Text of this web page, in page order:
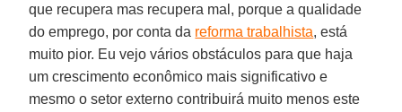
que recupera mas recupera mal, porque a qualidade
do emprego, por conta da reforma trabalhista, está
muito pior. Eu vejo vários obstáculos para que haja
um crescimento econômico mais significativo e
mesmo o setor externo contribuirá muito menos este